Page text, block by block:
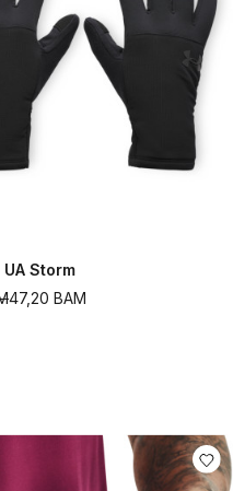
Storm
47,20 BAM